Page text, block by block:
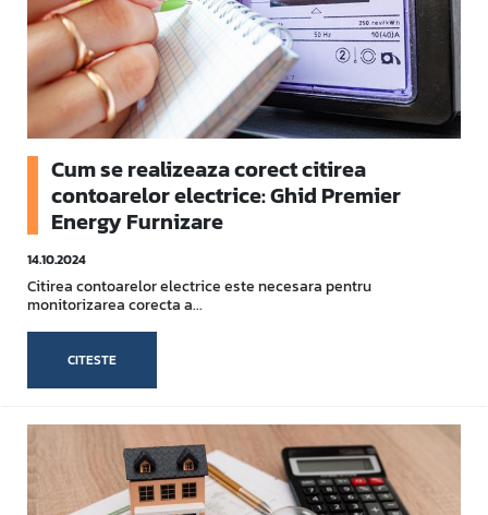
Cum se realizeaza corect citirea
contoarelor electrice: Ghid Premier
Energy Furnizare
14.10.2024
Citirea contoarelor electrice este necesara pentru
monitorizarea corecta a...
CITESTE